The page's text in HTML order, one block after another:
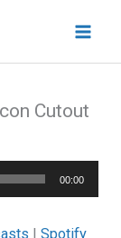
Cutout
00:00
|Spotify